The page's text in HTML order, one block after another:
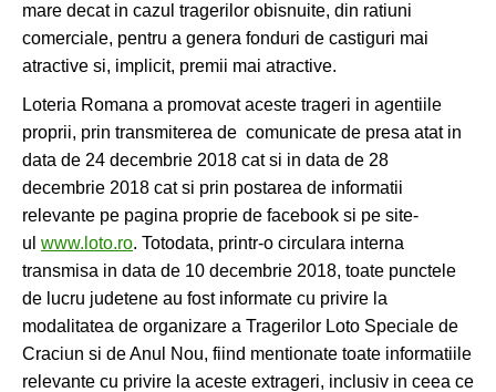
mare decat in cazul tragerilor obisnuite, din ratiuni
comerciale, pentru a genera fonduri de castiguri mai
atractive si, implicit, premii mai atractive.
Loteria Romana a promovat aceste trageri in agentiile
proprii, prin transmiterea de comunicate de presa atat in
data de 24 decembrie 2018 cat si in data de 28
decembrie 2018 cat si prin postarea de informatii
relevante pe pagina proprie de facebook si pe site-
ul www.loto.ro. Totodata, printr-o circulara interna
transmisa in data de 10 decembrie 2018, toate punctele
de lucru judetene au fost informate cu privire la
modalitatea de organizare a Tragerilor Loto Speciale de
Craciun si de Anul Nou, fiind mentionate toate informatiile
relevante cu privire la aceste extrageri, inclusiv in ceea ce